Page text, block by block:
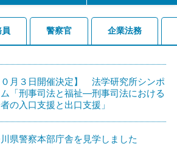
警察官 企業法務
０月３日開催決定】 法学研究所シンポ
「刑事司法と福祉―刑事司法における
の入口支援と出口支援」
県警察本部庁舎を見学しました